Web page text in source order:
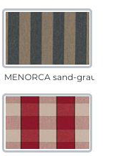
MENORCA sand-grau